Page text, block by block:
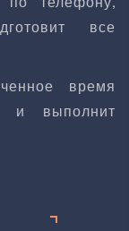
все
время
и выполнит